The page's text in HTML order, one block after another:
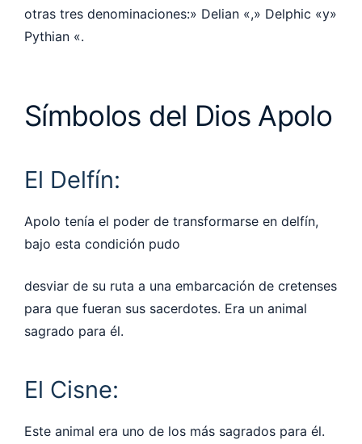
otras tres denominaciones:» Delian «,» Delphic «y»
Pythian «.
Símbolos del Dios Apolo
El Delfín:
Apolo tenía el poder de transformarse en delfín,
bajo esta condición pudo
desviar de su ruta a una embarcación de cretenses
para que fueran sus sacerdotes. Era un animal
sagrado para él.
El Cisne:
Este animal era uno de los más sagrados para él.